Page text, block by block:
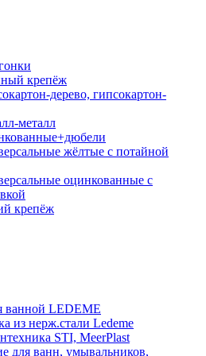
крепёж
дерево, гипсокартон-
металл
жёлтые с потайной
оцинкованные с
крепёж
ванной LEDEME
из нерж.стали Ledeme
STI, MeerPlast
для ванн, умывальников,